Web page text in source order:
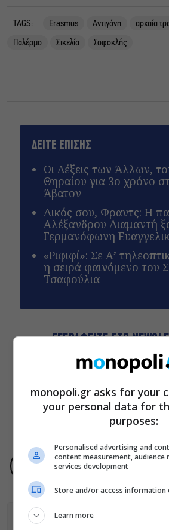
TAGS: Erasmus Αντιγόνη αρχαία
Παλέρμο
Σικελία Σοφοκλής
ΔΕΙΤΕ ΕΠΙΣΗΣ
Οι Λέξεις των Άλλων,
Θηραίου για 3ο χρόνο
Άβατον
Δικός σου, Φραντς: Η
Αλέξανδρου Διαμαντή
Γερμανόφωνη
«Ριφιφί»: Σε Α’
η σειρά φαινόμενο του
Τσαφούλια
ΕΓΓΡΑΦΕΙΤΕ ΣΤΟ
Βρες καθημερινά στο email σου τα
του Monopoli.gr και ό,τι καλύτερο
ΠΟΛΙΤΙΚΗ ΠΡΟΣΤΑΣΙΑΣ
Προσθήκη του monopoli.gr ως
monopoli.gr asks for your
your personal data for
purposes:
Personalised advertising and
content measurement, audience
services development
Store and/or access information
Learn more